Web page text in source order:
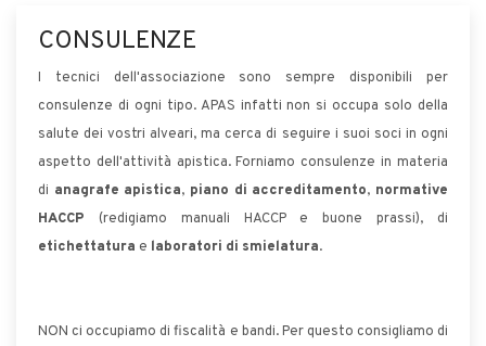
CONSULENZE
I tecnici dell'associazione sono sempre disponibili per
consulenze di ogni tipo. APAS infatti non si occupa solo della
salute dei vostri alveari, ma cerca di seguire i suoi soci in ogni
aspetto dell'attività apistica. Forniamo consulenze in materia
di anagrafe apistica, piano di accreditamento, normative
HACCP (redigiamo manuali HACCP e buone prassi), di
etichettatura e laboratori di smielatura.
NON ci occupiamo di fiscalità e bandi. Per questo consigliamo di